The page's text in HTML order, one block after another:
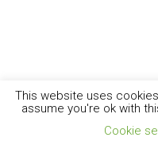
This website uses
assume you're ok with
Cookie